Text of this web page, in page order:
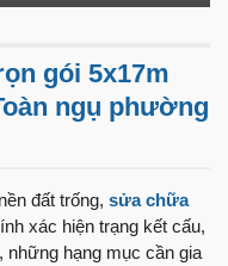
gói 5x17m
ngụ phường
đất trống, sửa chữa
xác hiện trạng kết cấu,
những hạng mục cần gia